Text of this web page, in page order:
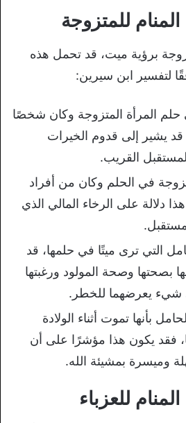
للمتزوجة
برؤية ميت، قد تحمل هذه
لتفسير ابن سيرين:
حلم المرأة المتزوجة وكان شخصًا
يشير إلى قدوم الخيرات
القريب.
في الحلم وكان من أفراد
دلالة على الرخاء المالي الذي
التي ترى ميتًا في حلمها، قد
بصحتها وصحة المولود ورغبتها
شيء يعرضهما للخطر.
بأنها تموت أثناء الولادة
فقد يكون هذا مؤشرًا على أن
وميسرة بمشيئة الله.
للعزباء